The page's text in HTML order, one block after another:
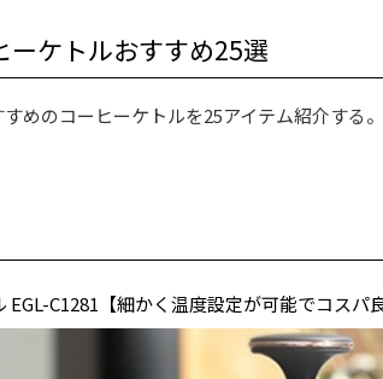
ーケトルおすすめ25選
めのコーヒーケトルを25アイテム紹介する
EGL-C1281【細かく温度設定が可能でコスパ良